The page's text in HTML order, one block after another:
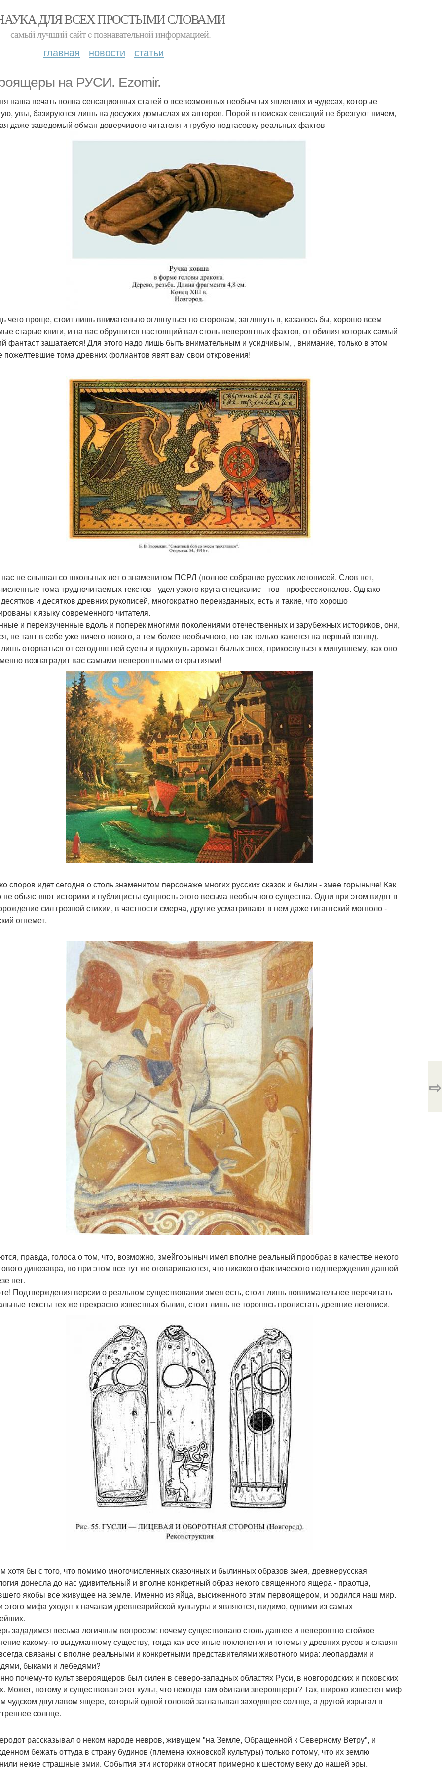
ДЛЯ ВСЕХ ПРОСТЫМИ СЛОВАМИ
самый лучший сайт c познавательной информацией.
главная новости статьи
на РУСИ. Ezomir.
наша печать полна сенсационных статей о всевозможных необычных явлениях и чудесах, которые
увы, базируются лишь на досужих домыслах их авторов. Порой в поисках сенсаций не брезгуют ничем,
даже заведомый обман доверчивого читателя и грубую подтасовку реальных фактов
чего проще, стоит лишь внимательно оглянуться по сторонам, заглянуть в, казалось бы, хорошо всем
старые книги, и на вас обрушится настоящий вал столь невероятных фактов, от обилия которых самый
фантаст зашатается! Для этого надо лишь быть внимательным и усидчивым, , внимание, только в этом
пожелтевшие тома древних фолиантов явят вам свои откровения!
нас не слышал со школьных лет о знаменитом ПСРЛ (полное собрание русских летописей. Слов нет,
тома трудночитаемых текстов - удел узкого круга специалис - тов - профессионалов. Однако
и десятков древних рукописей, многократно переизданных, есть и такие, что хорошо
к языку современного читателя.
и переизученные вдоль и поперек многими поколениями отечественных и зарубежных историков, они,
не таят в себе уже ничего нового, а тем более необычного, но так только кажется на первый взгляд.
оторваться от сегодняшней суеты и вдохнуть аромат былых эпох, прикоснуться к минувшему, как оно
вознаградит вас самыми невероятными открытиями!
споров идет сегодня о столь знаменитом персонаже многих русских сказок и былин - змее горыныче! Как
не объясняют историки и публицисты сущность этого весьма необычного существа. Одни при этом видят в
сил грозной стихии, в частности смерча, другие усматривают в нем даже гигантский монголо -
огнемет.
правда, голоса о том, что, возможно, змейгорыныч имел вполне реальный прообраз в качестве некого
динозавра, но при этом все тут же оговариваются, что никакого фактического подтверждения данной
нет.
Подтверждения версии о реальном существовании змея есть, стоит лишь повнимательнее перечитать
тексты тех же прекрасно известных былин, стоит лишь не торопясь пролистать древние летописи.
хотя бы с того, что помимо многочисленных сказочных и былинных образов змея, древнерусская
донесла до нас удивительный и вполне конкретный образ некого священного ящера - праотца,
якобы все живущее на земле. Именно из яйца, высиженного этим первоящером, и родился наш мир.
этого мифа уходят к началам древнеарийской культуры и являются, видимо, одними из самых
зададимся весьма логичным вопросом: почему существовало столь давнее и невероятно стойкое
какому-то выдуманному существу, тогда как все иные поклонения и тотемы у древних русов и славян
связаны с вполне реальными и конкретными представителями животного мира: леопардами и
быками и лебедями?
почему-то культ звероящеров был силен в северо-западных областях Руси, в новгородских и псковских
Может, потому и существовал этот культ, что некогда там обитали звероящеры? Так, широко известен миф
чудском двуглавом ящере, который одной головой заглатывал заходящее солнце, а другой изрыгал в
солнце.
рассказывал о неком народе невров, живущем "на Земле, Обращенной к Северному Ветру", и
бежать оттуда в страну будинов (племена юхновской культуры) только потому, что их землю
некие страшные змии. События эти историки относят примерно к шестому веку до нашей эры.
⇨